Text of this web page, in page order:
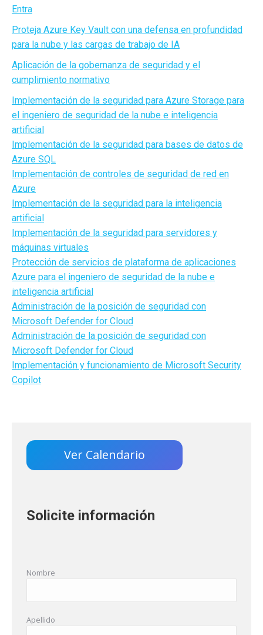
Entra
Proteja Azure Key Vault con una defensa en profundidad
para la nube y las cargas de trabajo de IA
Aplicación de la gobernanza de seguridad y el
cumplimiento normativo
Implementación de la seguridad para Azure Storage para
el ingeniero de seguridad de la nube e inteligencia
artificial
Implementación de la seguridad para bases de datos de
Azure SQL
Implementación de controles de seguridad de red en
Azure
Implementación de la seguridad para la inteligencia
artificial
Implementación de la seguridad para servidores y
máquinas virtuales
Protección de servicios de plataforma de aplicaciones
Azure para el ingeniero de seguridad de la nube e
inteligencia artificial
Administración de la posición de seguridad con
Microsoft Defender for Cloud
Administración de la posición de seguridad con
Microsoft Defender for Cloud
Implementación y funcionamiento de Microsoft Security
Copilot
Ver Calendario
Solicite información
Nombre
Apellido